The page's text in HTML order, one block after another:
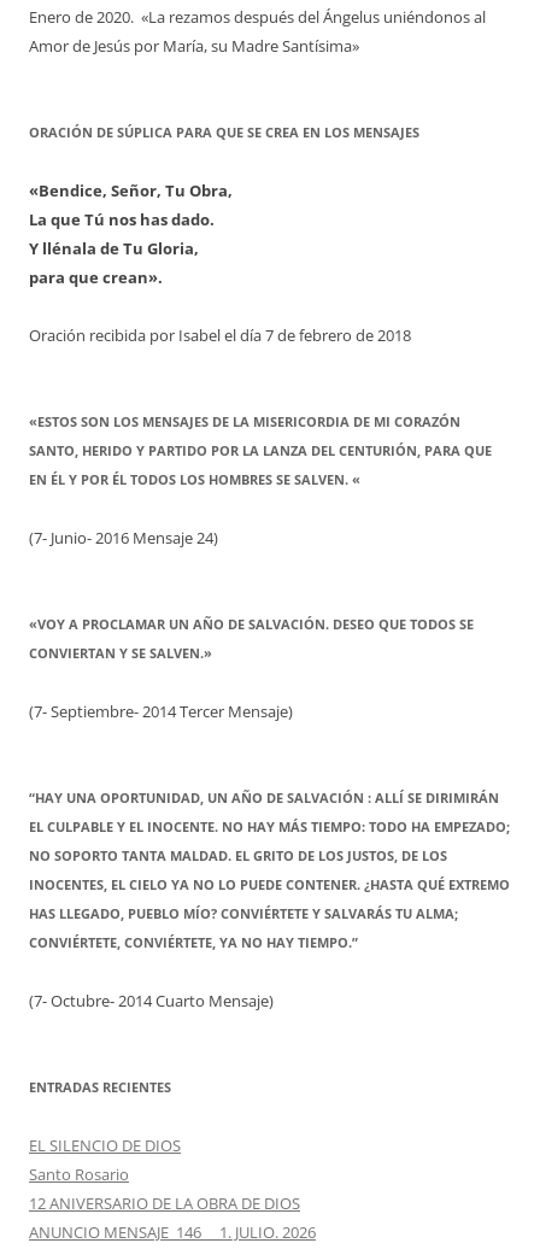
Enero de 2020. «La rezamos después del Ángelus uniéndonos al
Amor de Jesús por María, su Madre Santísima»
ORACIÓN DE SÚPLICA PARA QUE SE CREA EN LOS MENSAJES
«Bendice, Señor, Tu Obra,
La que Tú nos has dado.
Y llénala de Tu Gloria,
para que crean».
Oración recibida por Isabel el día 7 de febrero de 2018
«ESTOS SON LOS MENSAJES DE LA MISERICORDIA DE MI CORAZÓN
SANTO, HERIDO Y PARTIDO POR LA LANZA DEL CENTURIÓN, PARA QUE
EN ÉL Y POR ÉL TODOS LOS HOMBRES SE SALVEN. «
(7- Junio- 2016 Mensaje 24)
«VOY A PROCLAMAR UN AÑO DE SALVACIÓN. DESEO QUE TODOS SE
CONVIERTAN Y SE SALVEN.»
(7- Septiembre- 2014 Tercer Mensaje)
“HAY UNA OPORTUNIDAD, UN AÑO DE SALVACIÓN : ALLÍ SE DIRIMIRÁN
EL CULPABLE Y EL INOCENTE. NO HAY MÁS TIEMPO: TODO HA EMPEZADO;
NO SOPORTO TANTA MALDAD. EL GRITO DE LOS JUSTOS, DE LOS
INOCENTES, EL CIELO YA NO LO PUEDE CONTENER. ¿HASTA QUÉ EXTREMO
HAS LLEGADO, PUEBLO MÍO? CONVIÉRTETE Y SALVARÁS TU ALMA;
CONVIÉRTETE, CONVIÉRTETE, YA NO HAY TIEMPO.”
(7- Octubre- 2014 Cuarto Mensaje)
ENTRADAS RECIENTES
EL SILENCIO DE DIOS
Santo Rosario
12 ANIVERSARIO DE LA OBRA DE DIOS
ANUNCIO MENSAJE 146 1. JULIO. 2026